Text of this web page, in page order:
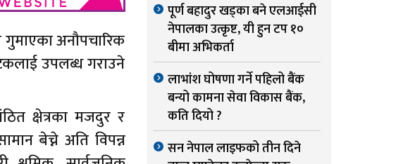
अनौपचारिक
उपलब्ध गराउने
क्षेत्रका मजदुर र
बेच्ने अति विपन्न
पूर्ण बहादुर खड्का बने एलआईसी
नेपालका उत्कृष्ट, यी हुन टप १०
बीमा अभिकर्ता
लाभांश घोषणा गर्ने पहिलो बैंक
बन्यो कामना सेवा विकास बैंक,
कति दियो ?
सन नेपाल लाइफको तीन दिने